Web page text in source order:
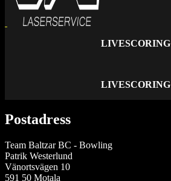
LIVESCORING
LIVESCORING
Postadress
Team Baltzar BC - Bowling
Patrik Westerlund
Vänortsvägen 10
591 50 Motala